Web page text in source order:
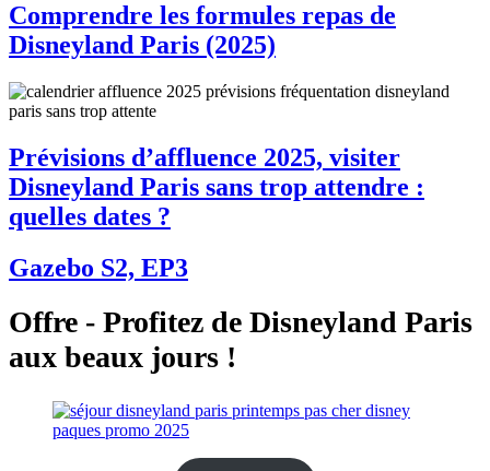
Comprendre les formules repas de
Disneyland Paris (2025)
Prévisions d’affluence 2025, visiter
Disneyland Paris sans trop attendre :
quelles dates ?
Gazebo S2, EP3
Offre - Profitez de Disneyland Paris
aux beaux jours !